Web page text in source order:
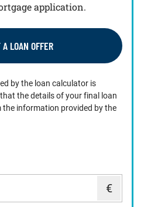
application.
A LOAN OFFER
by the loan calculator is
the details of your final loan
information provided by the